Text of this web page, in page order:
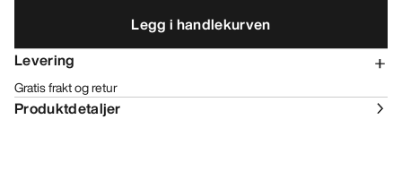
Legg i handlekurven
Levering
Gratis frakt og retur
Produktdetaljer